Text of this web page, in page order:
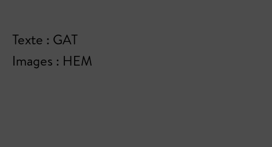
Texte : GAT
Images : HEM